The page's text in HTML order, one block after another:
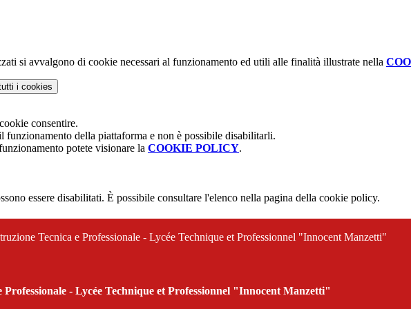
si avvalgono di cookie necessari al funzionamento ed utili alle finalità illustrate nella
i cookies
consentire.
funzionamento della piattaforma e non è possibile disabilitarli.
potete visionare la COOKIE POLICY.
essere disabilitati. È possibile consultare l'elenco nella pagina della cookie policy.
Tecnica e Professionale - Lycée Technique et Professionnel "Innocent Manzetti"
- Lycée Technique et Professionnel "Innocent Manzetti"